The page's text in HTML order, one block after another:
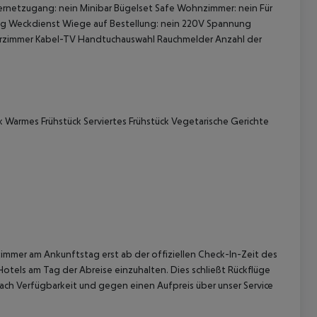
nein Minibar Bügelset Safe Wohnzimmer: nein Für
Weckdienst Wiege auf Bestellung: nein 220V Spannung
Kabel-TV Handtuchauswahl Rauchmelder Anzahl der
Frühstück Serviertes Frühstück Vegetarische Gerichte
am Ankunftstag erst ab der offiziellen Check-In-Zeit des
am Tag der Abreise einzuhalten. Dies schließt Rückflüge
Verfügbarkeit und gegen einen Aufpreis über unser Service